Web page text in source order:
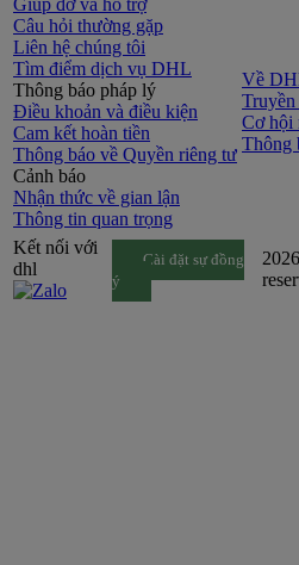
Giúp đỡ và hỗ trợ
Câu hỏi thường gặp
Liên hệ chúng tôi
Tìm điểm dịch vụ DHL
Thông báo pháp lý
Điều khoản và điều kiện
Cam kết hoàn tiền
Thông báo về Quyền riêng tư
Cảnh báo
Nhận thức về gian lận
Thông tin quan trọng
Về
Cơ hội
Thông
Kết nối với
dhl
Cài đặt sự đồng
ý